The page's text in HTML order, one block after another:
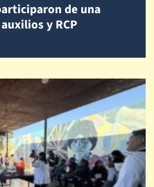
de una
y RCP